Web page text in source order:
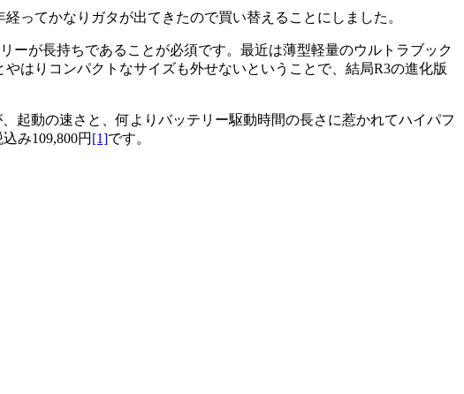
ってかなりガタが出てきたので買い替えることにしました。
ーが長持ちであることが必須です。最近は薄型軽量のウルトラブック
はりコンパクトなサイズも外せないということで、結局R3の進化版
起動の速さと、何よりバッテリー駆動時間の長さに惹かれてハイパフ
み109,800円 [1]です。